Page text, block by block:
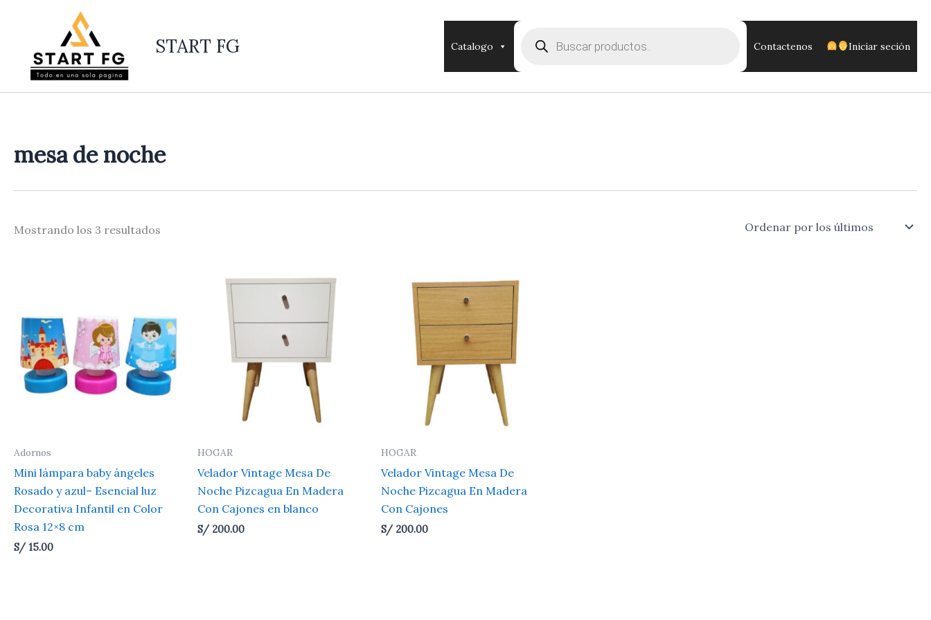
START FG Catalogo
productos
Contactenos Iniciar seción
mesa de noche
Mostrando los 3 resultados
últimos
Adornos
Mini lámpara baby ángeles
Rosado y azul– Esencial luz
Decorativa Infantil en Color
Rosa 12×8 cm
S/15.00
HOGAR
Velador Vintage Mesa De
Noche Pizcagua En Madera
Con Cajones en blanco
S/200.00
HOGAR
Velador Vintage Mesa De
Noche Pizcagua En Madera
Con Cajones
S/200.00